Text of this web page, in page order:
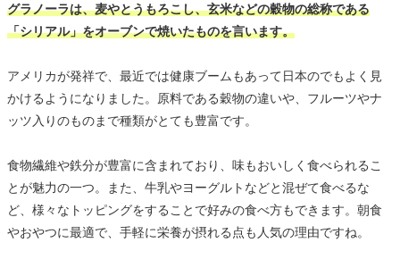
グラノーラは、麦やとうもろこし、玄米などの穀物の総称である
「シリアル」をオーブンで焼いたものを言います。
アメリカが発祥で、最近では健康ブームもあって日本のでもよく見
かけるようになりました。原料である穀物の違いや、フルーツやナ
ッツ入りのものまで種類がとても豊富です。
食物繊維や鉄分が豊富に含まれており、味もおいしく食べられるこ
とが魅力の一つ。また、牛乳やヨーグルトなどと混ぜて食べるな
ど、様々なトッピングをすることで好みの食べ方もできます。朝食
やおやつに最適で、手軽に栄養が摂れる点も人気の理由ですね。